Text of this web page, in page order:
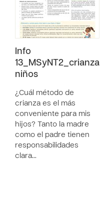
Info
13_MSyNT2_crianza
niños
¿Cuál método de
crianza es el más
conveniente para mis
hijos? Tanto la madre
como el padre tienen
responsabilidades
clara…